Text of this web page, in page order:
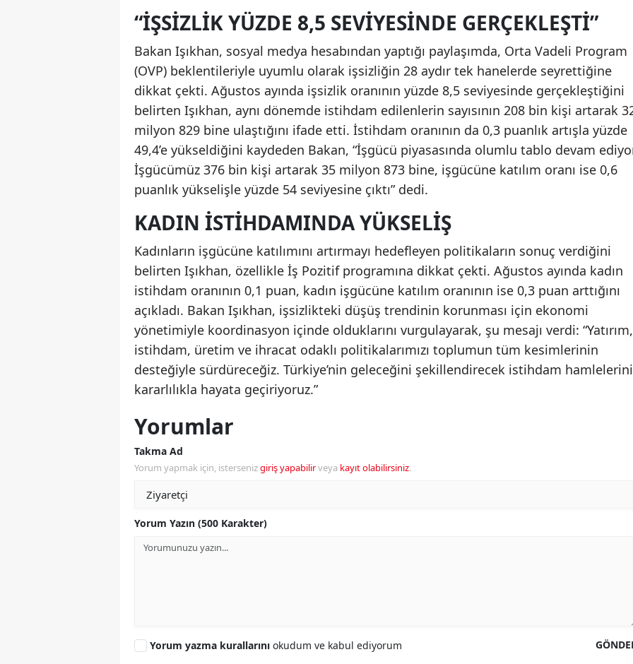
“İŞSIZLIK YÜZDE 8,5 SEVIYESINDE GERÇEKLEŞTI”
Bakan Işıkhan, sosyal medya hesabından yaptığı paylaşımda, Orta Vadeli Program
(OVP) beklentileriyle uyumlu olarak işsizliğin 28 aydır tek hanelerde seyrettiğine
dikkat çekti. Ağustos ayında işsizlik oranının yüzde 8,5 seviyesinde gerçekleştiğini
belirten Işıkhan, aynı dönemde istihdam edilenlerin sayısının 208 bin kişi artarak
milyon 829 bine ulaştığını ifade etti. İstihdam oranının da 0,3 puanlık artışla yüzde
49,4’e yükseldiğini kaydeden Bakan, “İşgücü piyasasında olumlu tablo devam
İşgücümüz 376 bin kişi artarak 35 milyon 873 bine, işgücüne katılım oranı ise 0,6
puanlık yükselişle yüzde 54 seviyesine çıktı” dedi.
KADIN ISTIHDAMINDA YÜKSELIŞ
Kadınların işgücüne katılımını artırmayı hedefleyen politikaların sonuç verdiğini
belirten Işıkhan, özellikle İş Pozitif programına dikkat çekti. Ağustos ayında kadın
istihdam oranının 0,1 puan, kadın işgücüne katılım oranının ise 0,3 puan arttığını
açıkladı. Bakan Işıkhan, işsizlikteki düşüş trendinin korunması için ekonomi
yönetimiyle koordinasyon içinde olduklarını vurgulayarak, şu mesajı verdi: “Yatırım,
istihdam, üretim ve ihracat odaklı politikalarımızı toplumun tüm kesimlerinin
desteğiyle sürdüreceğiz. Türkiye’nin geleceğini şekillendirecek istihdam hamlelerini
kararlılıkla hayata geçiriyoruz.”
Yorumlar
Takma Ad
Yorum yapmak için, istersenizgiriş yapabilirveya kayıt olabilirsiniz.
Yorum Yazın (500 Karakter)
Yorum yazma kurallarını okudum ve kabul ediyorum